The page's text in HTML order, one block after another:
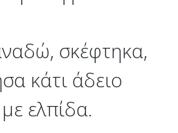
σκέφτηκα,
κάτι άδειο
ελπίδα.